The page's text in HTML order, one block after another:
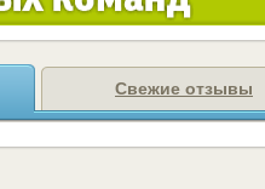
Свежие отзывы